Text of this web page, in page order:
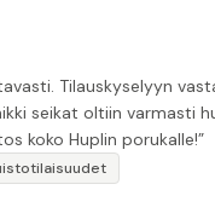
Tilauskyselyyn
seikat oltiin varmasti
koko Huplin porukalle!”